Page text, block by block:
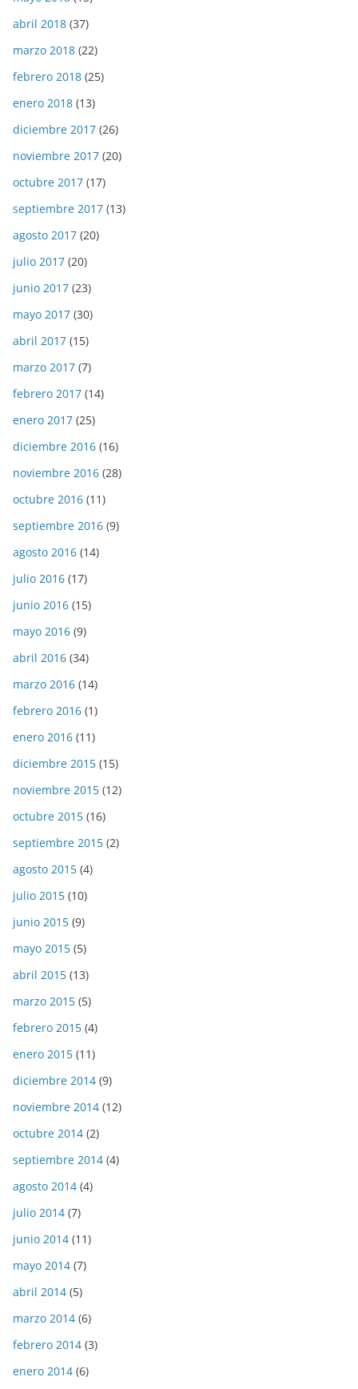
abril 2018 (37)
marzo 2018 (22)
febrero 2018 (25)
enero 2018 (13)
diciembre 2017 (26)
noviembre 2017 (20)
octubre 2017 (17)
septiembre 2017 (13)
agosto 2017 (20)
julio 2017 (20)
junio 2017 (23)
mayo 2017 (30)
abril 2017 (15)
marzo 2017 (7)
febrero 2017 (14)
enero 2017 (25)
diciembre 2016 (16)
noviembre 2016 (28)
octubre 2016 (11)
septiembre 2016 (9)
agosto 2016 (14)
julio 2016 (17)
junio 2016 (15)
mayo 2016 (9)
abril 2016 (34)
marzo 2016 (14)
febrero 2016 (1)
enero 2016 (11)
diciembre 2015 (15)
noviembre 2015 (12)
octubre 2015 (16)
septiembre 2015 (2)
agosto 2015 (4)
julio 2015 (10)
junio 2015 (9)
mayo 2015 (5)
abril 2015 (13)
marzo 2015 (5)
febrero 2015 (4)
enero 2015 (11)
diciembre 2014 (9)
noviembre 2014 (12)
octubre 2014 (2)
septiembre 2014 (4)
agosto 2014 (4)
julio 2014 (7)
junio 2014 (11)
mayo 2014 (7)
abril 2014 (5)
marzo 2014 (6)
febrero 2014 (3)
enero 2014 (6)